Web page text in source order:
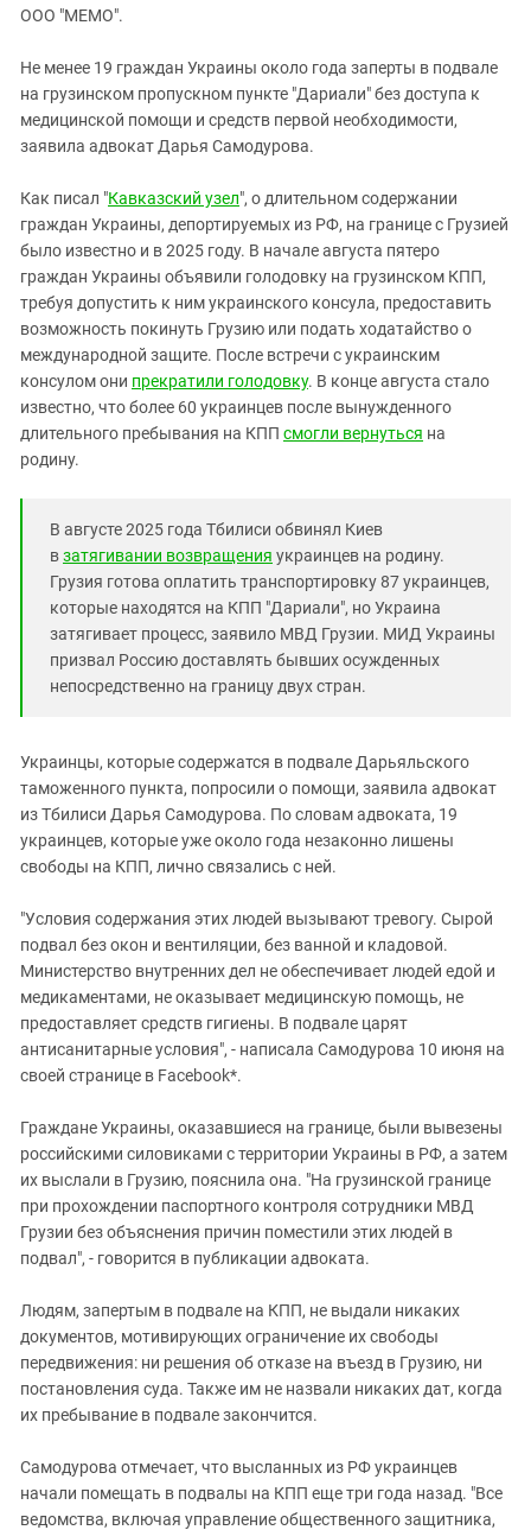
ИНАКОМЫСЛИЕ В ЧЕЧНЕ
ПРЕСЛЕДОВАНИЕ АКТИВИСТОВ
МОБИЛИЗАЦИЯ И ПРОТЕСТЫ
Дагестан
Кабардино-Балкария
Калмыкия
Краснодарский край
Российская Федерация
Ростовская область
Северная Осетия - Алания
СКФО
Ставропольский край
Чечня
Южный Кавказ
ЮФО
ООО "МЕМО".
Не менее 19 граждан Украины около года заперты в подвале
на грузинском пропускном пункте "Дариали" без доступа к
медицинской помощи и средств первой необходимости,
заявила адвокат Дарья Самодурова.
Как писал "Кавказский узел", о длительном содержании
граждан Украины, депортируемых из РФ, на границе с Грузией
было известно и в 2025 году. В начале августа пятеро
граждан Украины объявили голодовку на грузинском КПП,
требуя допустить к ним украинского консула, предоставить
возможность покинуть Грузию или подать ходатайство о
международной защите. После встречи с украинским
консулом они прекратили голодовку. В конце августа стало
известно, что более 60 украинцев после вынужденного
длительного пребывания на КПП смогли вернуться на
родину.
В августе 2025 года Тбилиси обвинял Киев
взатягивании возвращения украинцев на родину.
Грузия готова оплатить транспортировку 87 украинцев,
которые находятся на КПП "Дариали", но Украина
затягивает процесс, заявило МВД Грузии. МИД Украины
призвал Россию доставлять бывших осужденных
непосредственно на границу двух стран.
Украинцы, которые содержатся в подвале Дарьяльского
таможенного пункта, попросили о помощи, заявила адвокат
из Тбилиси Дарья Самодурова. По словам адвоката, 19
украинцев, которые уже около года незаконно лишены
свободы на КПП, лично связались с ней.
"Условия содержания этих людей вызывают тревогу. Сырой
подвал без окон и вентиляции, без ванной и кладовой.
Министерство внутренних дел не обеспечивает людей едой и
медикаментами, не оказывает медицинскую помощь, не
предоставляет средств гигиены. В подвале царят
антисанитарные условия", - написала Самодурова 10 июня на
своей странице в Facebook*.
Граждане Украины, оказавшиеся на границе, были вывезены
российскими силовиками с территории Украины в РФ, а затем
их выслали в Грузию, пояснила она. "На грузинской границе
при прохождении паспортного контроля сотрудники МВД
Грузии без объяснения причин поместили этих людей в
подвал", - говорится в публикации адвоката.
Людям, запертым в подвале на КПП, не выдали никаких
документов, мотивирующих ограничение их свободы
передвижения: ни решения об отказе на въезд в Грузию, ни
постановления суда. Также им не назвали никаких дат, когда
их пребывание в подвале закончится.
Самодурова отмечает, что высланных из РФ украинцев
начали помещать в подвалы на КПП еще три года назад. "Все
ведомства, включая управление общественного защитника,